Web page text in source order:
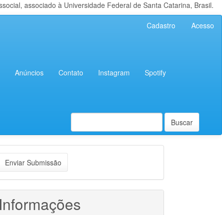
associado à Universidade Federal de Santa Catarina, Brasil.
Cadastro Acesso
Anúncios Contato Instagram Spotify
Buscar
Enviar Submissão